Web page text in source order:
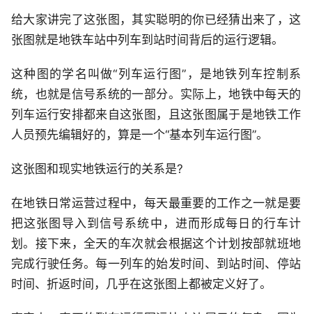
给大家讲完了这张图，其实聪明的你已经猜出来了，这
张图就是地铁车站中列车到站时间背后的运行逻辑。
这种图的学名叫做“列车运行图”，是地铁列车控制系
统，也就是信号系统的一部分。实际上，地铁中每天的
列车运行安排都来自这张图，且这张图属于是地铁工作
人员预先编辑好的，算是一个“基本列车运行图”。
这张图和现实地铁运行的关系是?
在地铁日常运营过程中，每天最重要的工作之一就是要
把这张图导入到信号系统中，进而形成每日的行车计
划。接下来，全天的车次就会根据这个计划按部就班地
完成行驶任务。每一列车的始发时间、到站时间、停站
时间、折返时间，几乎在这张图上都被定义好了。